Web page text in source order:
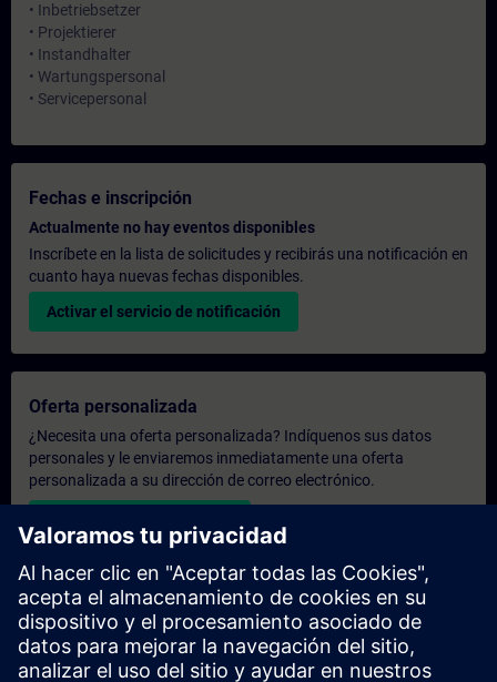
• Inbetriebsetzer
• Projektierer
• Instandhalter
• Wartungspersonal
• Servicepersonal
Fechas e inscripción
Actualmente no hay eventos disponibles
Inscríbete en la lista de solicitudes y recibirás una notificación en
cuanto haya nuevas fechas disponibles.
Activar el servicio de notificación
Oferta personalizada
¿Necesita una oferta personalizada? Indíquenos sus datos
personales y le enviaremos inmediatamente una oferta
personalizada a su dirección de correo electrónico.
Enviar una oferta personal
Solicitar presupuesto exclusivo
¿Necesita una formación más especializada y busca un
presupuesto para una formación exclusiva, ya sea presencial,